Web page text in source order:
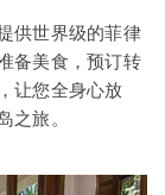
供世界级的菲律
备美食，预订转
让您全身心放
之旅。